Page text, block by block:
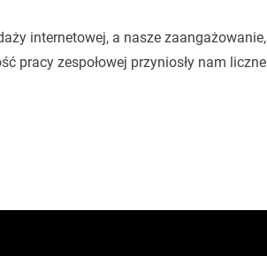
internetowej, a nasze zaangażowanie,
pracy zespołowej przyniosły nam liczne